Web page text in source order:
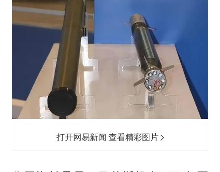
打开网易新闻 查看精彩图片